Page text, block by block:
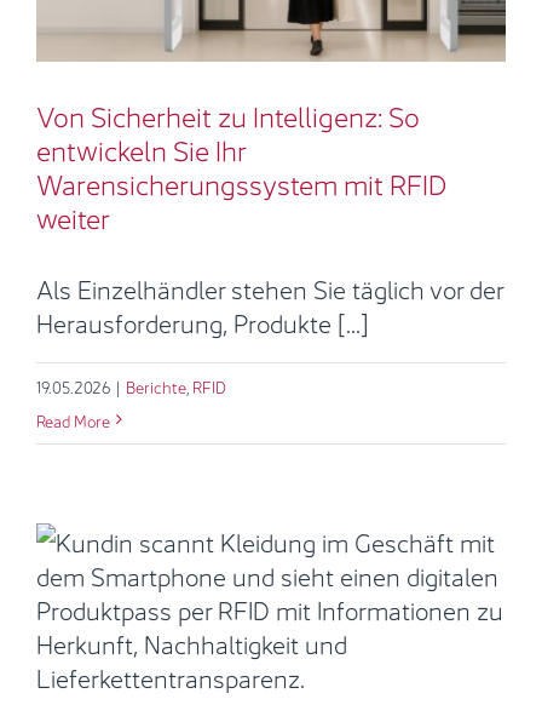
RFID
Von Sicherheit zu Intelligenz: So
entwickeln Sie Ihr
Warensicherungssystem mit RFID
weiter
Als Einzelhändler stehen Sie täglich vor der
Herausforderung, Produkte [...]
19.05.2026 | Berichte RFID
Read More
NFC‑Inlays und RFID: Wie
physische Produkte mit der
digitalen Welt verbunden werden
Berichte RFID